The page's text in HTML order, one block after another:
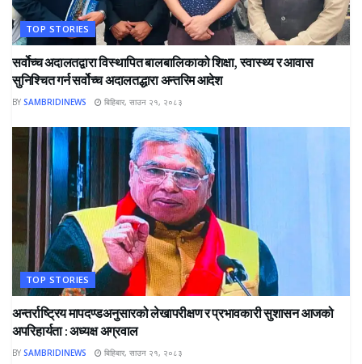
TOP STORIES
सर्वोच्च अदालतद्वारा विस्थापित बालबालिकाको शिक्षा, स्वास्थ्य र आवास
सुनिश्चित गर्न सर्वोच्च अदालतद्धारा अन्तरिम आदेश
BY SAMBRIDINEWS बिहिबार, साउन २१, २०८३
TOP STORIES
अन्तर्राष्ट्रिय मापदण्डअनुसारको लेखापरीक्षण र प्रभावकारी सुशासन आजको
अपरिहार्यता : अध्यक्ष अग्रवाल
BY SAMBRIDINEWS बिहिबार, साउन २१, २०८३